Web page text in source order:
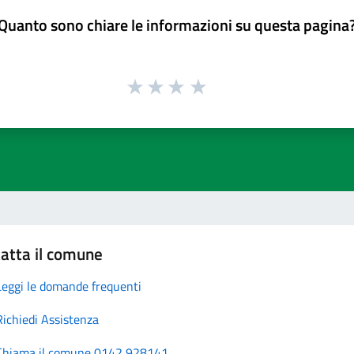
sono chiare le informazioni su questa
il comune
le domande frequenti
Assistenza